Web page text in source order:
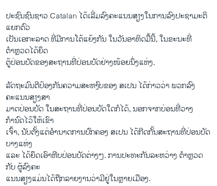
ປະຊົນຊົນຊາວ Catalan ໄດ້ເລີ່ມລົງຄະແນນສຽງໃນການລົງປະຊາມະຕິ
ແຍກຕົວ
ເປັນເອກະລາດ ທີ່ມີການໂຕ້ແຍ້ງກັນ ໃນວັນອາທິດມື້ນີ້, ໃນຂະນະທີ່
ຕຳຫຼວດໄດ້ຍຶດ
ຕູ້ປ່ອນບັດຂອງສະຖານທີ່ປ່ອນບັດຢ່າງໜ້ອຍນຶ່ງແຫ່ງ.
ລັດຖະມົນຕີປ້ອງກັນຄວາມສະຫງົບຂອງ ສເປນ ໄດ້ກ່າວວ່າ ພວກລົງ
ຄະແນນສຽງສາ
ມາດປ່ອນບັດ ໃນສະຖານທີ່ປ່ອນບັດໃດກໍໄດ້, ນອກຈາກບ່ອນທີ່ວາງ
ກຳນົດໄວ້ໃຫ້ເຂົາ
ເຈົ້າ, ນັບຕັ້ງແຕ່ອຳນາດການປົກຄອງ ສເປນ ໄດ້ກີດກັ້ນສະຖານທີ່ປ່ອນບັດ
ບາງແຫ່ງ
ແລະ ໄດ້ຍຶດເອົາຫີບປ່ອນບັດຕ່າງໆ. ການປະທະກັນລະຫວ່າງ ຕຳຫຼວດ
ກັບ ຜູ້ລົງຄະ
ແນນສຽງແມ່ນໄດ້ຖືກລາຍງານວ່າມີຢູ່ໃນຫຼາຍເມືອງ.